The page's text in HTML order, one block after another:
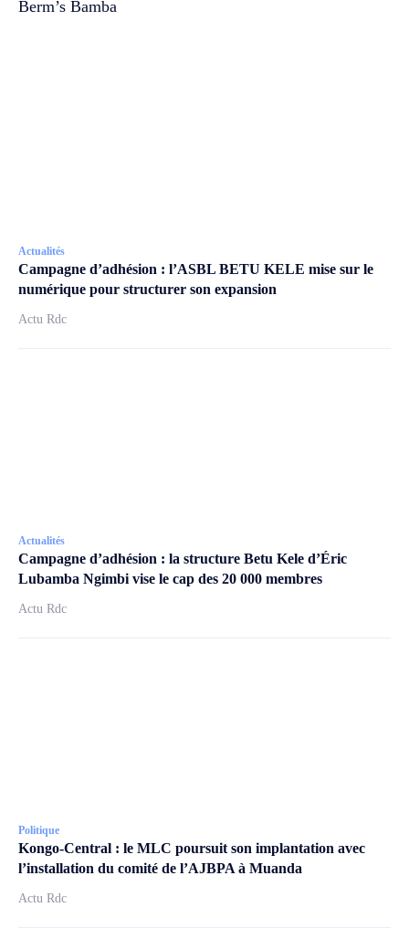
Berm’s Bamba
Actualités
Campagne d’adhésion : l’ASBL BETU KELE mise sur le
numérique pour structurer son expansion
Actu Rdc
Actualités
Campagne d’adhésion : la structure Betu Kele d’Éric
Lubamba Ngimbi vise le cap des 20 000 membres
Actu Rdc
Politique
Kongo-Central : le MLC poursuit son implantation avec
l’installation du comité de l’AJBPA à Muanda
Actu Rdc